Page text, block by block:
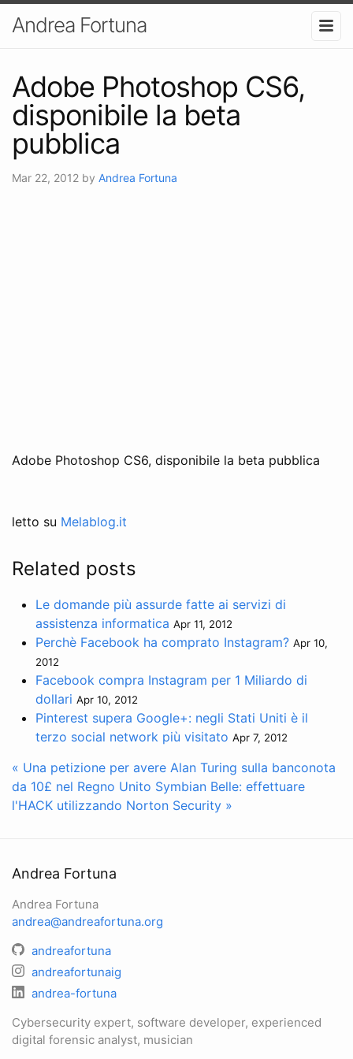
Andrea Fortuna
Adobe Photoshop CS6,
disponibile la beta
pubblica
Mar 22, 2012 by Andrea Fortuna
Adobe Photoshop CS6, disponibile la beta pubblica
letto su Melablog.it
Related posts
Le domande più assurde fatte ai servizi di
assistenza informatica Apr 11, 2012
Perchè Facebook ha comprato Instagram? Apr 10,
2012
Facebook compra Instagram per 1 Miliardo di
dollari Apr 10, 2012
Pinterest supera Google+: negli Stati Uniti è il
terzo social network più visitato Apr 7, 2012
« Una petizione per avere Alan Turing sulla banconota
da 10£ nel Regno Unito Symbian Belle: effettuare
l'HACK utilizzando Norton Security »
Andrea Fortuna
Andrea Fortuna
andrea@andreafortuna.org
andreafortuna
andreafortunaig
andrea-fortuna
Cybersecurity expert, software developer, experienced
digital forensic analyst, musician